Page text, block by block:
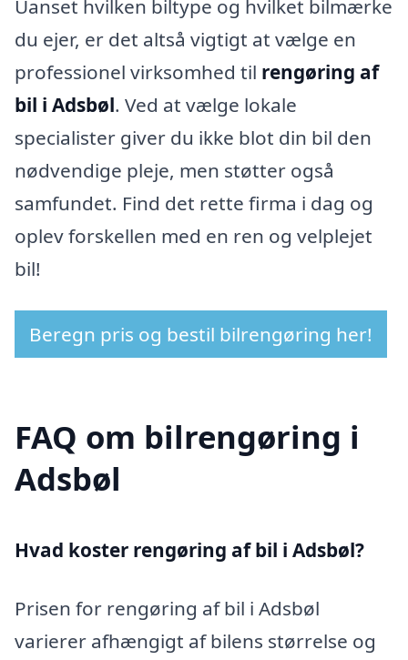
Uanset hvilken biltype og hvilket bilmærke
du ejer, er det altså vigtigt at vælge en
professionel virksomhed til rengøring af
bil i Adsbøl. Ved at vælge lokale
specialister giver du ikke blot din bil den
nødvendige pleje, men støtter også
samfundet. Find det rette firma i dag og
oplev forskellen med en ren og velplejet
bil!
Beregn pris og bestil bilrengøring her!
FAQ om bilrengøring i
Adsbøl
Hvad koster rengøring af bil i Adsbøl?
Prisen for rengøring af bil i Adsbøl
varierer afhængigt af bilens størrelse og